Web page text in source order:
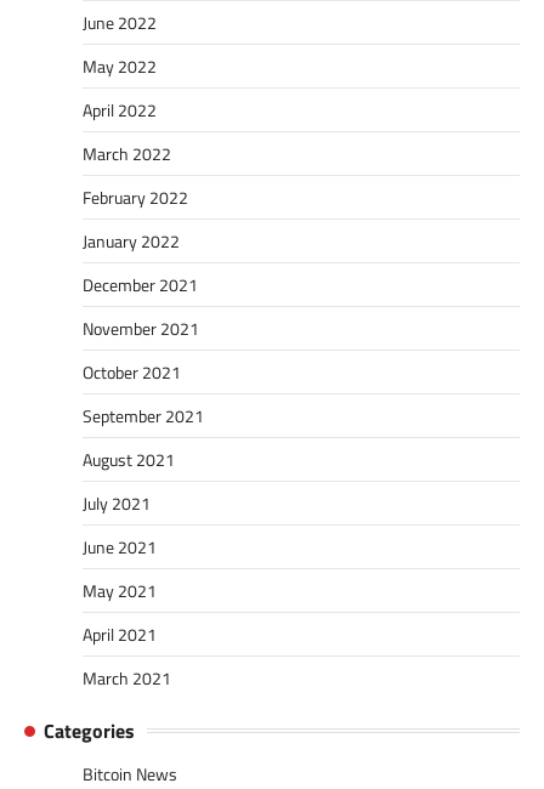
June 2022
May 2022
April 2022
March 2022
February 2022
January 2022
December 2021
November 2021
October 2021
September 2021
August 2021
July 2021
June 2021
May 2021
April 2021
March 2021
Categories
Bitcoin News